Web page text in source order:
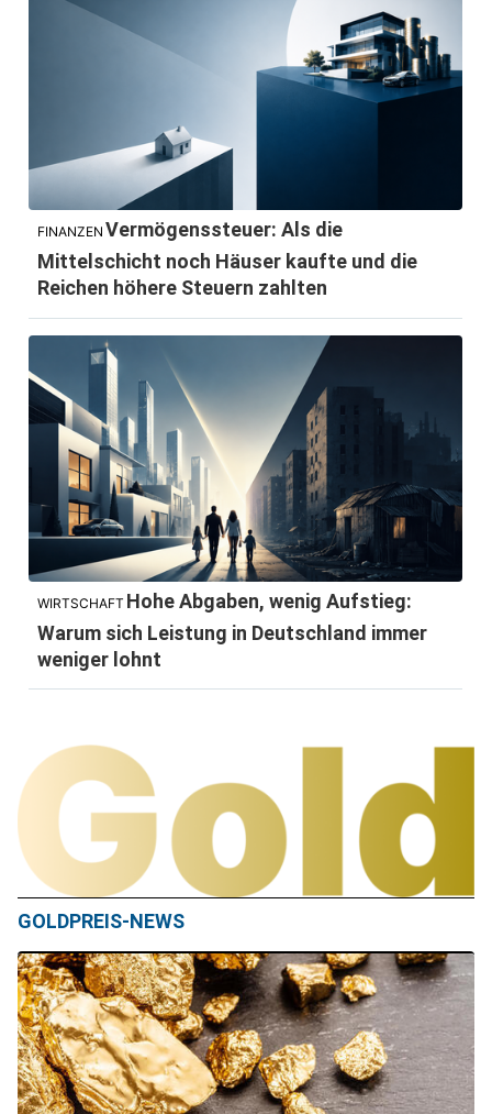
FINANZEN Vermögenssteuer: Als die
Mittelschicht noch Häuser kaufte und die
Reichen höhere Steuern zahlten
WIRTSCHAFT Hohe Abgaben, wenig Aufstieg:
Warum sich Leistung in Deutschland immer
weniger lohnt
GOLDPREIS-NEWS